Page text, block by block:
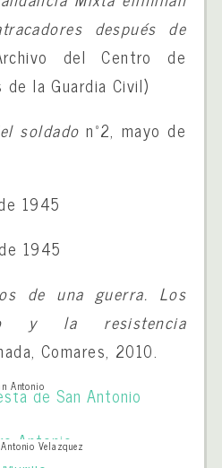
después de
del Centro de
la Guardia Civil)
soldado nº2, mayo de
1945
1945
de una guerra. Los
y la resistencia
Comares, 2010.
Antonio
Velazquez